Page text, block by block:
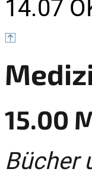
14.07
15.00
Bücher